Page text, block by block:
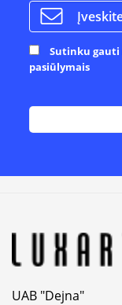
Sutinku
pasiūlymais
UAB "Dejna"